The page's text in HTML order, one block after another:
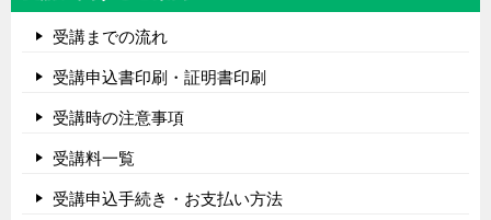
受講までの流れ
受講申込書印刷・証明書印刷
受講時の注意事項
受講料一覧
受講申込手続き・お支払い方法